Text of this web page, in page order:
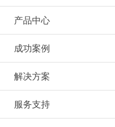
产品中心
成功案例
解决方案
服务支持